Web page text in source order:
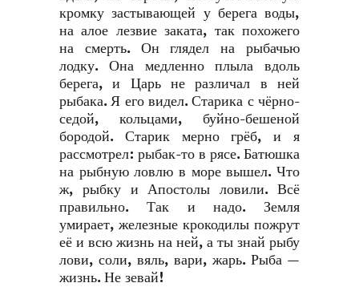
кромку застывающей у берега воды,
на алое лезвие заката, так похожего
на смерть. Он глядел на рыбачью
лодку. Она медленно плыла вдоль
берега, и Царь не различал в ней
рыбака. Я его видел. Старика с чёрно-
седой, кольцами, буйно-бешеной
бородой. Старик мерно грёб, и я
рассмотрел: рыбак-то в рясе. Батюшка
на рыбную ловлю в море вышел. Что
ж, рыбку и Апостолы ловили. Всё
правильно. Так и надо. Земля
умирает, железные крокодилы пожрут
её и всю жизнь на ней, а ты знай рыбу
лови, соли, вяль, вари, жарь. Рыба —
жизнь. Не зевай!